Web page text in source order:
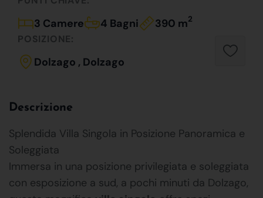
3 Camere 4 Bagni 390 m2
POSIZIONE:
Dolzago , Dolzago
Descrizione
Splendida Villa Singola in Posizione Panoramica e
Soleggiata
Immersa in una posizione privilegiata e soleggiata
con esposizione a sud, a pochi minuti da Dolzago,